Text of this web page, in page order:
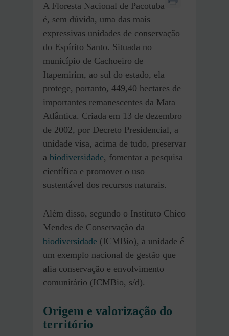
A Floresta Nacional de Pacotuba
é, sem dúvida, uma das mais
expressivas unidades de conservação
do Espírito Santo. Situada no
município de Cachoeiro de
Itapemirim, ao sul do estado, ela
protege, portanto, 449,40 hectares de
importantes remanescentes da Mata
Atlântica. Criada em 13 de dezembro
de 2002, por Decreto Presidencial, a
unidade visa, acima de tudo, preservar
a biodiversidade, fomentar a pesquisa
científica e promover o uso
sustentável dos recursos naturais.
Além disso, segundo o Instituto Chico
Mendes de Conservação da
biodiversidade (ICMBio), a unidade é
um exemplo nacional de gestão que
alia conservação e envolvimento
comunitário (ICMBio, s/d).
Origem e valorização do
território